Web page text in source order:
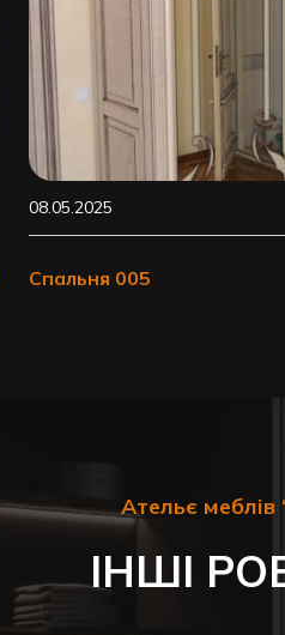
08.05.2025
Спальня 005
Ательє меблів
ІНШІ